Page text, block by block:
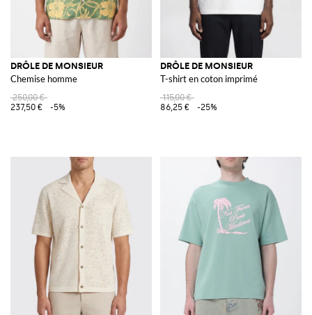
DRÔLE DE MONSIEUR
Chemise homme
250,00 €
237,50 €
-5%
DRÔLE DE MONSIEUR
T-shirt en coton imprimé
115,00 €
86,25 €
-25%